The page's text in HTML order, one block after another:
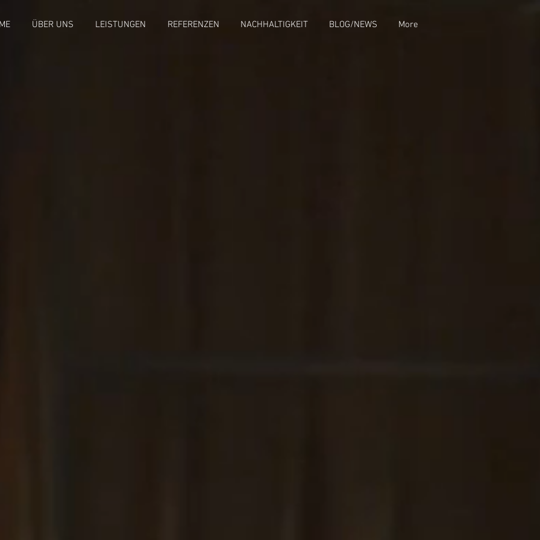
ÜBER UNS LEISTUNGEN REFERENZEN NACHHALTIGKEIT BLOG/NEWS More